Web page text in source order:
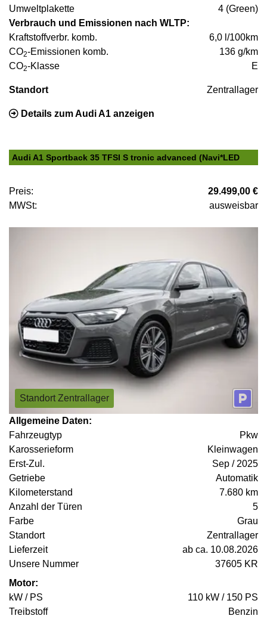
Umweltplakette
4 (Green)
Verbrauch und Emissionen nach WLTP:
Kraftstoffverbr. komb.
6,0 l/100km
CO2-Emissionen komb.
136 g/km
CO2-Klasse E
Standort Zentrallager
Details zum Audi A1 anzeigen
Audi A1 Sportback 35 TFSI S tronic advanced (Navi*LED
Preis:
29.499,00 €
MWSt:
ausweisbar
Standort Zentrallager
Allgemeine Daten:
Fahrzeugtyp
Pkw
Karosserieform
Kleinwagen
Erst-Zul.
Sep / 2025
Getriebe
Automatik
Kilometerstand
7.680 km
Anzahl der Türen
5
Farbe
Grau
Standort
Zentrallager
Lieferzeit
ab ca. 10.08.2026
Unsere Nummer
37605 KR
Motor:
kW / PS
110 kW / 150 PS
Treibstoff
Benzin